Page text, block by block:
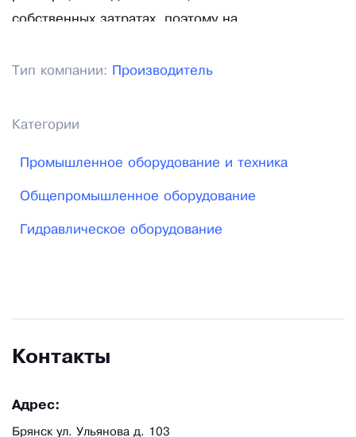
собственных затратах, поэтому на
цена не завышена за счет брендового имени и
Тип компании: Производитель
Категории
Промышленное оборудование и техника
Общепромышленное оборудование
Гидравлическое оборудование
Контакты
Адрес:
Брянск ул. Ульянова д. 103